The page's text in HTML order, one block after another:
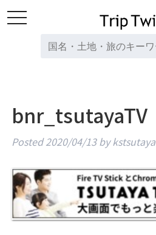
toggle
bnr_tsutayaTV
Posted2020/04/13 by kstsutaya